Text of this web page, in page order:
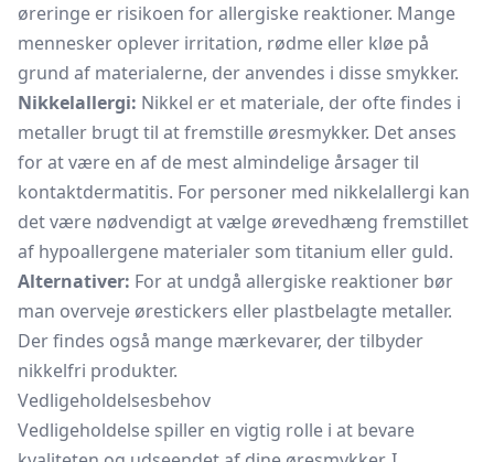
øreringe er risikoen for allergiske reaktioner. Mange
mennesker oplever irritation, rødme eller kløe på
grund af materialerne, der anvendes i disse smykker.
Nikkelallergi: Nikkel er et materiale, der ofte findes i
metaller brugt til at fremstille øresmykker. Det anses
for at være en af de mest almindelige årsager til
kontaktdermatitis. For personer med nikkelallergi kan
det være nødvendigt at vælge ørevedhæng fremstillet
af hypoallergene materialer som titanium eller guld.
Alternativer: For at undgå allergiske reaktioner bør
man overveje ørestickers eller plastbelagte metaller.
Der findes også mange mærkevarer, der tilbyder
nikkelfri produkter.
Vedligeholdelsesbehov
Vedligeholdelse spiller en vigtig rolle i at bevare